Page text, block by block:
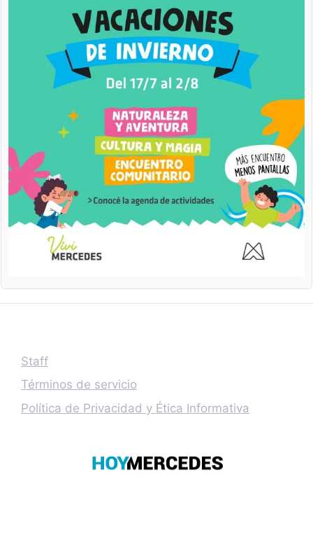
Staff
Términos de servicio
Política de Privacidad y Ética Informativa